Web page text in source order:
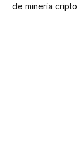
de minería cripto